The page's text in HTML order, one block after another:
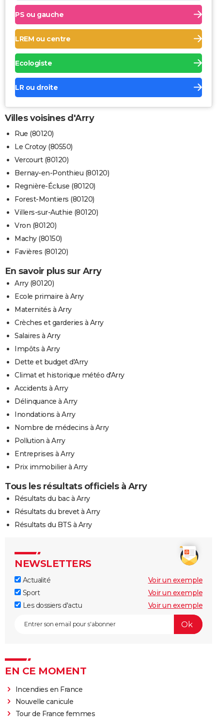
PS ou gauche
LREM ou centre
Ecologiste
LR ou droite
Villes voisines d'Arry
Rue (80120)
Le Crotoy (80550)
Vercourt (80120)
Bernay-en-Ponthieu (80120)
Regnière-Écluse (80120)
Forest-Montiers (80120)
Villers-sur-Authie (80120)
Vron (80120)
Machy (80150)
Favières (80120)
En savoir plus sur Arry
Arry (80120)
Ecole primaire à Arry
Maternités à Arry
Crèches et garderies à Arry
Salaires à Arry
Impôts à Arry
Dette et budget d'Arry
Climat et historique météo d'Arry
Accidents à Arry
Délinquance à Arry
Inondations à Arry
Nombre de médecins à Arry
Pollution à Arry
Entreprises à Arry
Prix immobilier à Arry
Tous les résultats officiels à Arry
Résultats du bac à Arry
Résultats du brevet à Arry
Résultats du BTS à Arry
NEWSLETTERS
Actualité
Voir un exemple
Sport
Voir un exemple
Les dossiers d'actu
Voir un exemple
EN CE MOMENT
Incendies en France
Nouvelle canicule
Tour de France femmes